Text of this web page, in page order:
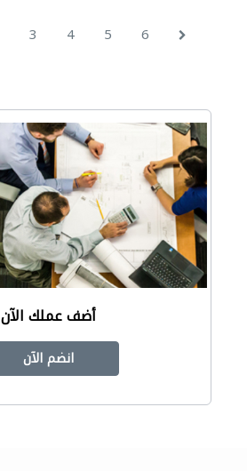
3 4 5 6
أضف عملك الآن
انضم الآن